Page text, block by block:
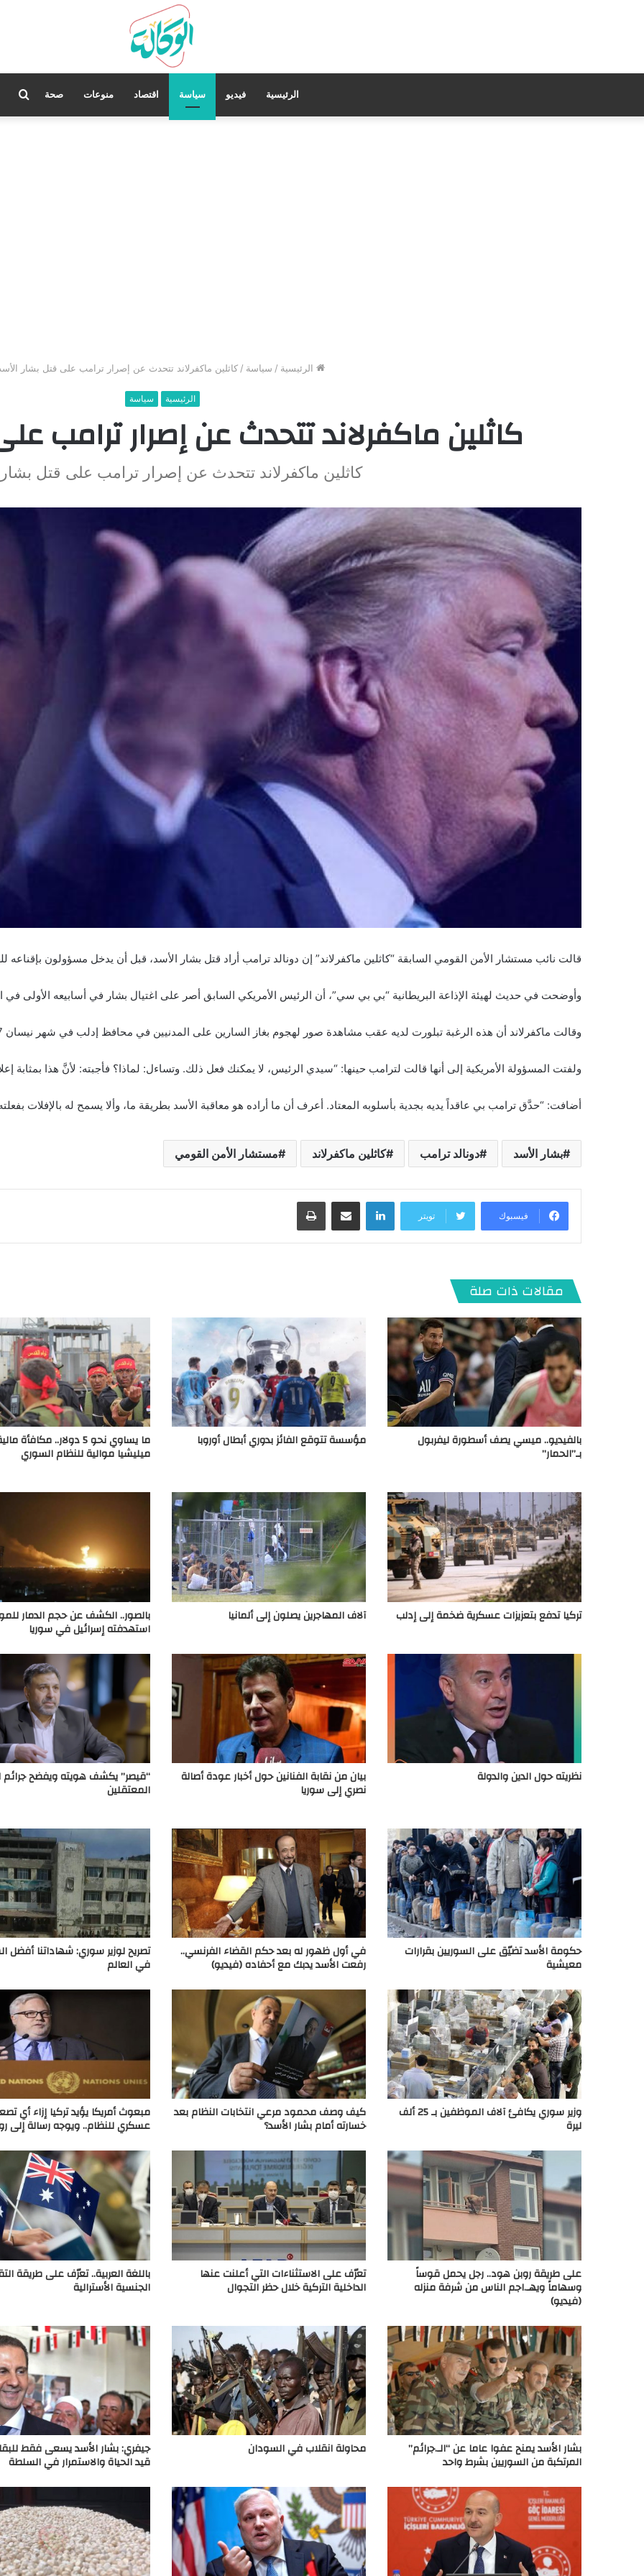
الرئيسية فيديو سياسة اقتصاد منوعات صحة
الرئيسية / سياسة / كاثلين ماكفرلاند تتحدث عن إصرار ترامب على قتل بشار
الرئيسية سياسة
كاثلين ماكفرلاند تتحدث عن إصرار ترامب
كاثلين ماكفرلاند تتحدث عن إصرار ترامب على قتل
قالت نائب مستشار الأمن القومي السابقة “كاثلين ماكفرلاند” إن دونالد ترامب أراد قتل بشار الأسد، قبل أن يدخل مسؤولون
وأوضحت في حديث لهيئة الإذاعة البريطانية “بي بي سي”، أن الرئيس الأمريكي السابق أصر على اغتيال بشار في أسابيعه الأولى في
وقالت ماكفرلاند أن هذه الرغبة تبلورت لديه عقب مشاهدة صور لهجوم بغاز السارين على المدنيين في محافظ إدلب في شهر نيسان 2017 م.
ولفتت المسؤولة الأمريكية إلى أنها قالت لترامب حينها: “سيدي الرئيس، لا يمكنك فعل ذلك. وتساءل: لماذا؟ فأجبته: لأنَّ هذا بمثابة
أضافت: “حدَّق ترامب بي عاقداً يديه بجدية بأسلوبه المعتاد. أعرف أن ما أراده هو معاقبة الأسد بطريقة ما، وألا يسمح له بالإفلات
بشار الأسد دونالد ترامب كاثلين ماكفرلاند مستشار الأمن القومي
فيسبوك تويتر
لينكدإن
مقالات ذات صلة
بالفيديو.. ميسي يصف أسطورة ليفربول
بـ”الحمار”
مؤسسة تتوقع الفائز بدوري أبطال أوروبا ما يساوي نحو 5 دولار..
ميليشيا موالية للنظام السوري
تركيا تدفع بتعزيزات عسكرية ضخمة إلى إدلب آلاف المهاجرين يصلون إلى ألمانيا بالصور.. الكشف عن حجم الدمار
استهدفته إسرائيل في سوريا
نظريته حول الدين والدولة بيان من نقابة الفنانين حول أخبار عودة أصالة
نصري إلى سوريا
“قيصر” يكشف هويته ويفضح جرائم
المعتقلين
حكومة الأسد تضيّق على السوريين بقرارات
معيشية
في أول ظهور له بعد حكم القضاء الفرنسي..
رفعت الأسد يدبك مع أحفاده (فيديو)
تصريح لوزير سوري: شهاداتنا أفضل
في العالم
وزير سوري يكافئ آلاف الموظفين بـ 25 ألف
ليرة
كيف وصف محمود مرعي انتخابات النظام بعد
خسارته أمام بشار الأسد؟
مبعوث أمريكا يؤيد تركيا إزاء أي
عسكري للنظام.. ويوجه رسالة إلى
على طريقة روبن هود.. رجل يحمل قوساً
وسهاماً ويهـ.اجم الناس من شرفة منزله
(فيديو)
تعرّف على الاستثناءات التي أعلنت عنها
الداخلية التركية خلال حظر التجوال
باللغة العربية.. تعرّف على طريقة
الجنسية الأسترالية
بشار الأسد يمنح عفوا عاما عن “الـ.جرائم”
المرتكبة من السوريين بشرط واحد
محاولة انقلاب في السودان جيفري: بشار الأسد يسعى فقط
قيد الحياة والاستمرار في السلطة